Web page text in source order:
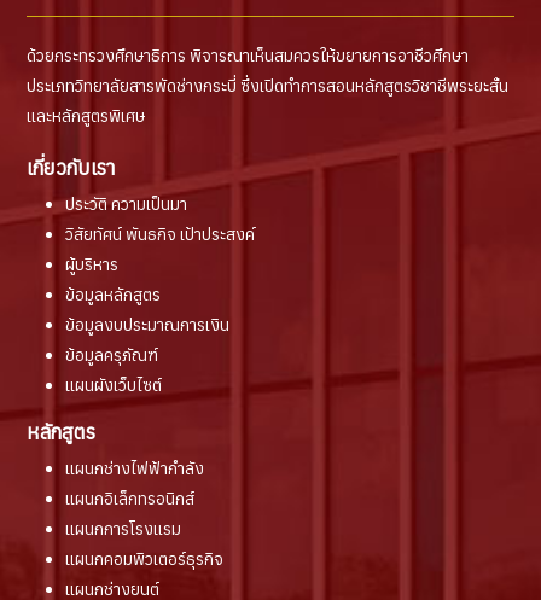
ด้วยกระทรวงศึกษาธิการ พิจารณาเห็นสมควรให้ขยายการอาชีวศึกษา
ประเภทวิทยาลัยสารพัดช่างกระบี่ ซึ่งเปิดทำการสอนหลักสูตรวิชาชีพระยะสั้น
และหลักสูตรพิเศษ
เกี่ยวกับเรา
ประวัติ ความเป็นมา
วิสัยทัศน์ พันธกิจ เป้าประสงค์
ผู้บริหาร
ข้อมูลหลักสูตร
ข้อมูลงบประมาณการเงิน
ข้อมูลครุภัณฑ์
แผนผังเว็บไซต์
หลักสูตร
แผนกช่างไฟฟ้ากำลัง
แผนกอิเล็กทรอนิกส์
แผนกการโรงแรม
แผนกคอมพิวเตอร์ธุรกิจ
แผนกช่างยนต์